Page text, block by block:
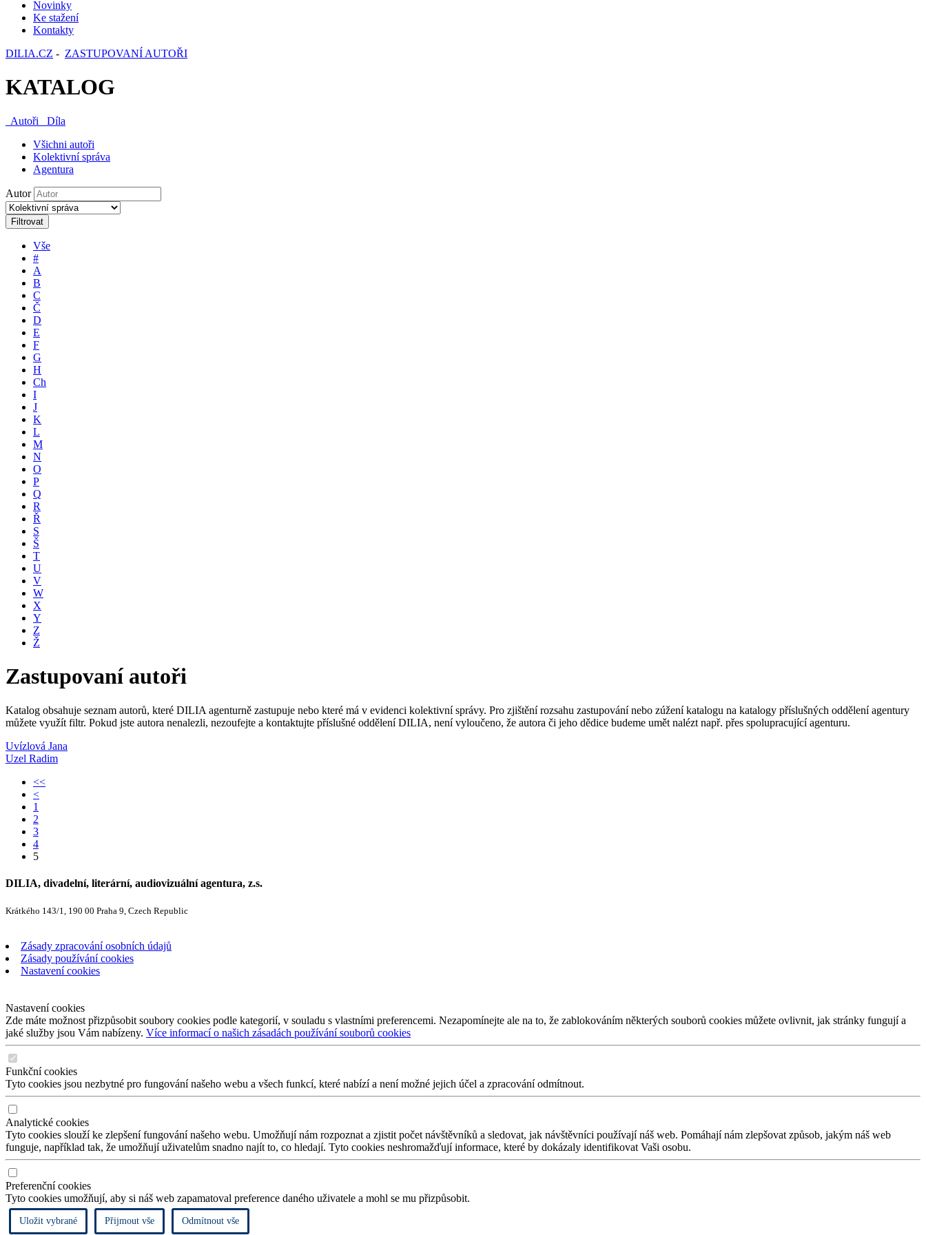
Novinky
Ke stažení
Kontakty
DILIA.CZ - ZASTUPOVANÍ AUTOŘI
KATALOG
Autoři
Díla
Všichni autoři
Kolektivní správa
Agentura
Autor
Filtrovat
Vše
#
A
B
C
Č
D
E
F
G
H
Ch
I
J
K
L
M
N
O
P
Q
R
Ř
S
Š
T
U
V
W
X
Y
Z
Ž
Zastupovaní autoři
Katalog obsahuje seznam autorů, které DILIA agenturně zastupuje nebo které má v evidenci kolektivní správy. Pro zjištění rozsahu zastupování nebo zúžení katalogu na katalogy příslušných oddělení agentury
můžete využít filtr. Pokud jste autora nenalezli, nezoufejte a kontaktujte příslušné oddělení DILIA, není vyloučeno, že autora či jeho dědice budeme umět nalézt např. přes spolupracující agenturu.
Uvízlová Jana
Uzel Radim
<<
<
1
2
3
4
5
DILIA, divadelní, literární, audiovizuální agentura, z.s.
Krátkého 143/1, 190 00 Praha 9, Czech Republic
Zásady zpracování osobních údajů
Zásady používání cookies
Nastavení cookies
Nastavení cookies
Zde máte možnost přizpůsobit soubory cookies podle kategorií, v souladu s vlastními preferencemi. Nezapomínejte ale na to, že zablokováním některých souborů cookies můžete ovlivnit, jak stránky fungují a
jaké služby jsou Vám nabízeny. Více informací o našich zásadách používání souborů cookies
Funkční cookies
Tyto cookies jsou nezbytné pro fungování našeho webu a všech funkcí, které nabízí a není možné jejich účel a zpracování odmítnout.
Analytické cookies
Tyto cookies slouží ke zlepšení fungování našeho webu. Umožňují nám rozpoznat a zjistit počet návštěvníků a sledovat, jak návštěvníci používají náš web. Pomáhají nám zlepšovat způsob, jakým náš web
funguje, například tak, že umožňují uživatelům snadno najít to, co hledají. Tyto cookies neshromažďují informace, které by dokázaly identifikovat Vaši osobu.
Preferenční cookies
Tyto cookies umožňují, aby si náš web zapamatoval preference daného uživatele a mohl se mu přizpůsobit.
Uložit vybrané Přijmout vše Odmítnout vše